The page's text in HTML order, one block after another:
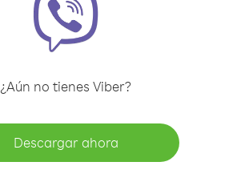
¿Aún no tienes Viber?
Descargar ahora